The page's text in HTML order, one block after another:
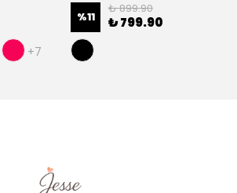
+7
%11
₺ 899.90
₺ 799.90